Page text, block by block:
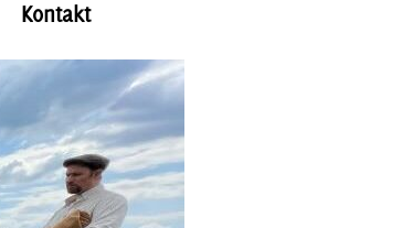
Kontakt